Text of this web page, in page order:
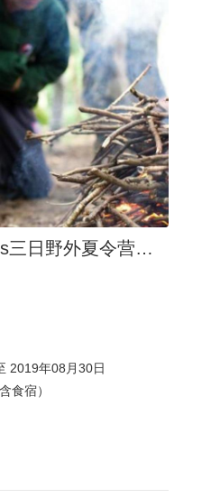
野外夏令营（待定）
2019年08月30日
食宿）